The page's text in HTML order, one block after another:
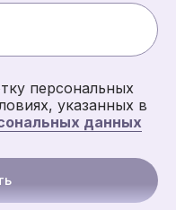
персональных
указанных в
данных